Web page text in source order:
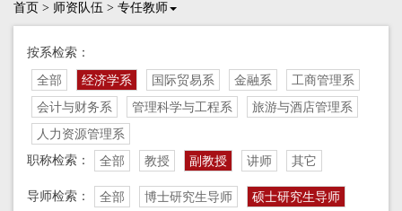
首页 > 师资队伍 > 专任教师
按系检索：
全部 经济学系 国际贸易系 金融系
工商管理系
会计与财务系
管理科学与工程系
旅游与酒店管理系
人力资源管理系
职称检索：
全部 教授 副教授 讲师 其它
导师检索： 全部 博士研究生导师 硕士研究生导师